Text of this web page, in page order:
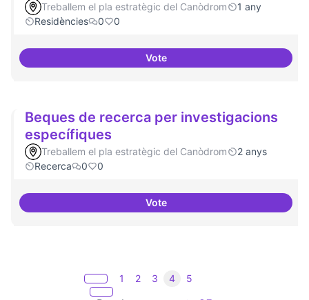
Treballem el pla estratègic del Canòdrom
1 any
Residències
0 0
VoteCampanya de comunicació
Beques de recerca per investigacions
específiques
Treballem el pla estratègic del Canòdrom
2 anys
Recerca
0 0
VoteBeques de recerca per
1 2 3 4 5